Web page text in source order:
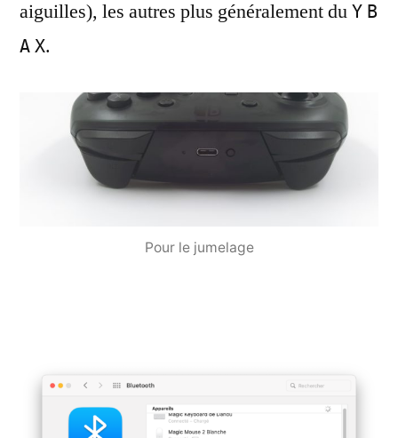
aiguilles), les autres plus généralement du Y B
A X.
Pour le jumelage